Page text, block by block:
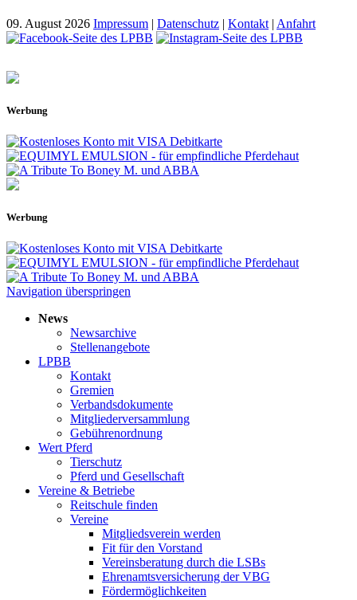
09. August 2026 Impressum | Datenschutz | Kontakt | Anfahrt
Werbung
Werbung
Navigation überspringen
News
Newsarchive
Stellenangebote
LPBB
Kontakt
Gremien
Verbandsdokumente
Mitgliederversammlung
Gebührenordnung
Wert Pferd
Tierschutz
Pferd und Gesellschaft
Vereine & Betriebe
Reitschule finden
Vereine
Mitgliedsverein werden
Fit für den Vorstand
Vereinsberatung durch die LSBs
Ehrenamtsversicherung der VBG
Fördermöglichkeiten